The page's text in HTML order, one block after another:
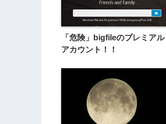
「危険」bigfileのプレミアル
アカウント！！